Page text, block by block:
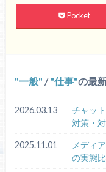
Pocket
一般 / 仕事 の最
2026.03.13
チャッ
対策・
2025.11.01
メディ
の実態